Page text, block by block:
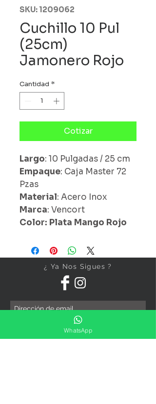
SKU: 1209062
Cuchillo 10 Pul
(25cm)
Jamonero Rojo
Cantidad *
Cotizar
Largo: 10 Pulgadas / 25 cm
Empaque: Caja Master 72
Pzas
Material: Acero Inox
Marca: Vencort
Color: Plata Mango Rojo
¿ Ya Nos Sigues ?
Suscríbete ahora
WhatsApp